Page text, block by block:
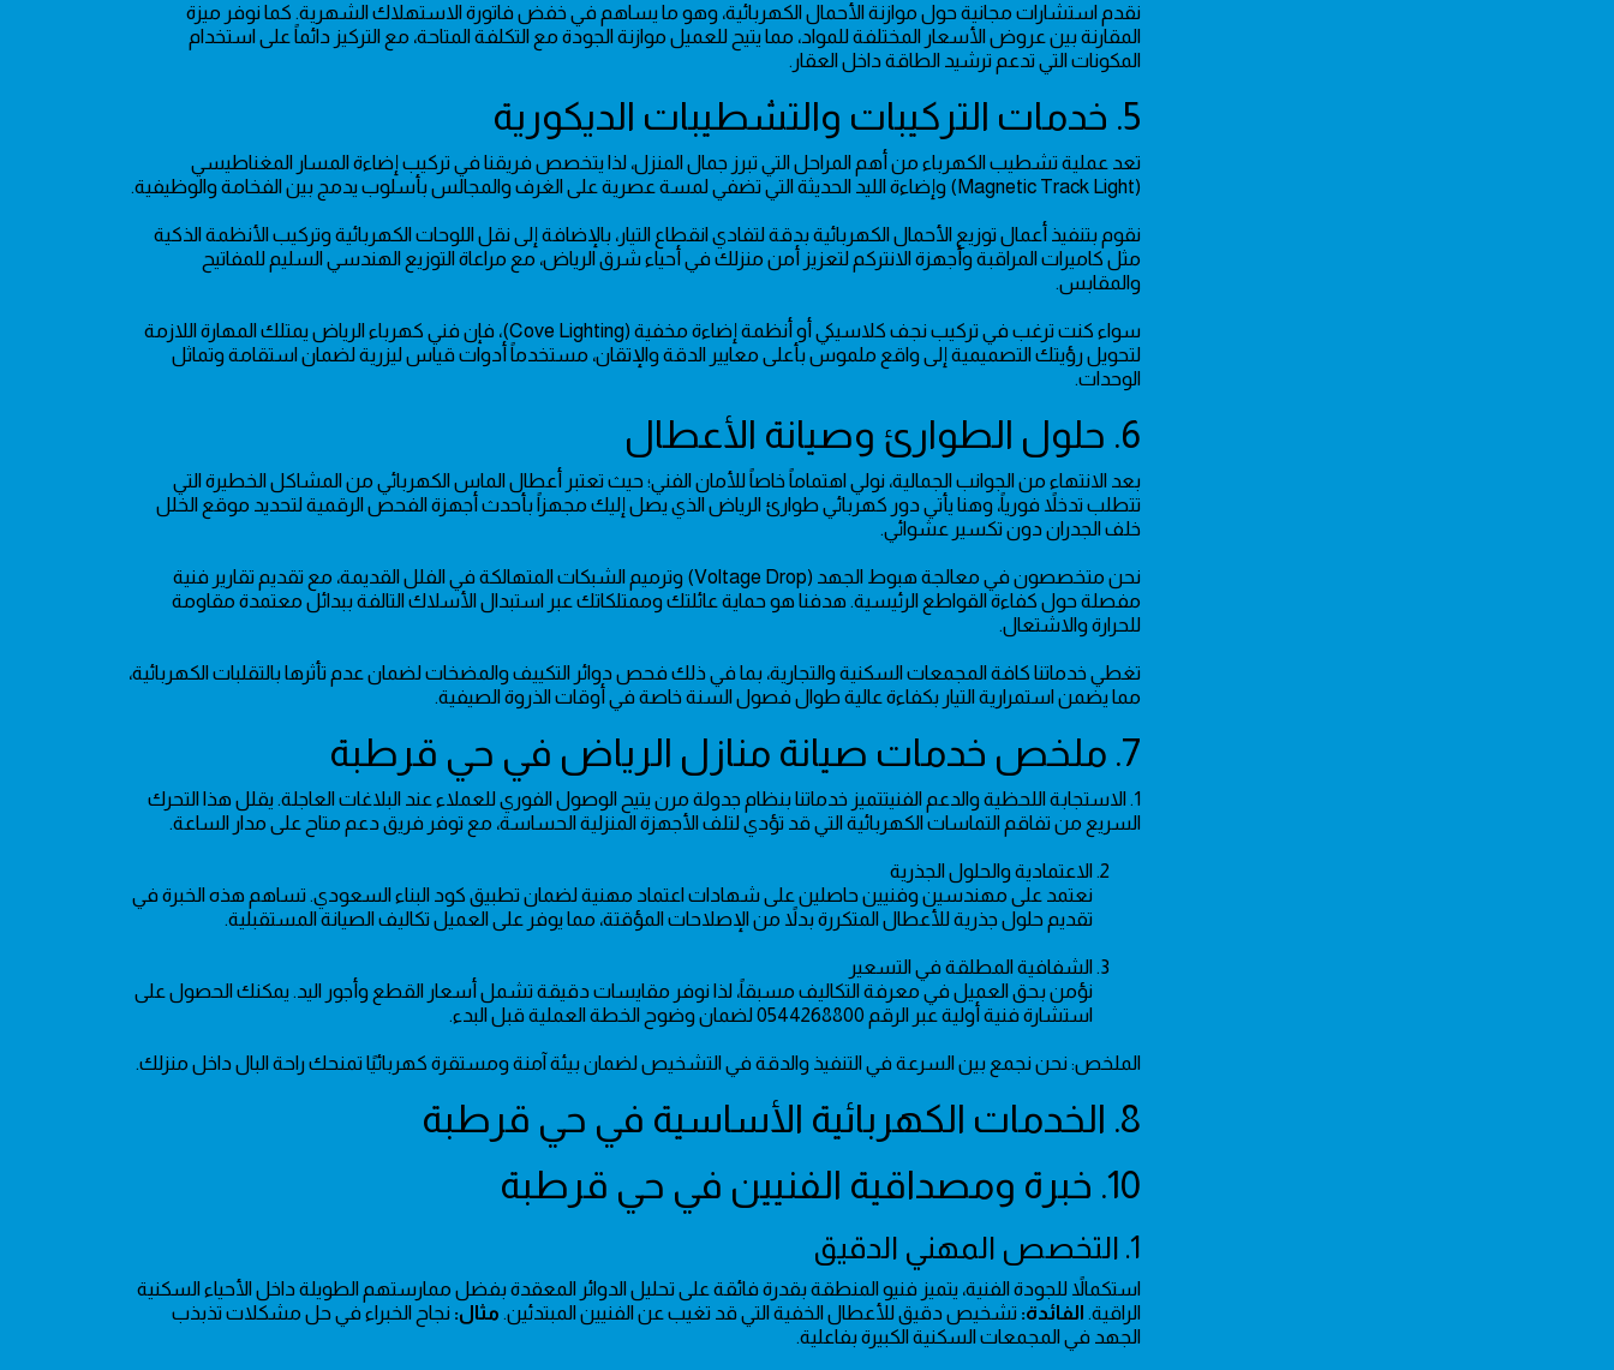
نقدم استشارات مجانية حول موازنة الأحمال الكهربائية، وهو ما يساهم في خفض فاتورة الاستهلاك الشهرية. كما نوفر ميزة
المقارنة بين عروض الأسعار المختلفة للمواد، مما يتيح للعميل موازنة الجودة مع التكلفة المتاحة، مع التركيز دائماً على استخدام
المكونات التي تدعم ترشيد الطاقة داخل العقار.
5. خدمات التركيبات والتشطيبات الديكورية
تعد عملية تشطيب الكهرباء من أهم المراحل التي تبرز جمال المنزل، لذا يتخصص فريقنا في تركيب إضاءة المسار المغناطيسي
(Magnetic Track Light) وإضاءة الليد الحديثة التي تضفي لمسة عصرية على الغرف والمجالس بأسلوب يدمج بين الفخامة والوظيفية.
نقوم بتنفيذ أعمال توزيع الأحمال الكهربائية بدقة لتفادي انقطاع التيار، بالإضافة إلى نقل اللوحات الكهربائية وتركيب الأنظمة الذكية
مثل كاميرات المراقبة وأجهزة الانتركم لتعزيز أمن منزلك في أحياء شرق الرياض، مع مراعاة التوزيع الهندسي السليم للمفاتيح
والمقابس.
سواء كنت ترغب في تركيب نجف كلاسيكي أو أنظمة إضاءة مخفية (Cove Lighting)، فإن فني كهرباء الرياض يمتلك المهارة اللازمة
لتحويل رؤيتك التصميمية إلى واقع ملموس بأعلى معايير الدقة والإتقان، مستخدماً أدوات قياس ليزرية لضمان استقامة وتماثل
الوحدات.
6. حلول الطوارئ وصيانة الأعطال
بعد الانتهاء من الجوانب الجمالية، نولي اهتماماً خاصاً للأمان الفني؛ حيث تعتبر أعطال الماس الكهربائي من المشاكل الخطيرة التي
تتطلب تدخلاً فورياً، وهنا يأتي دور كهربائي طوارئ الرياض الذي يصل إليك مجهزاً بأحدث أجهزة الفحص الرقمية لتحديد موقع الخلل
خلف الجدران دون تكسير عشوائي.
نحن متخصصون في معالجة هبوط الجهد (Voltage Drop) وترميم الشبكات المتهالكة في الفلل القديمة، مع تقديم تقارير فنية
مفصلة حول كفاءة القواطع الرئيسية. هدفنا هو حماية عائلتك وممتلكاتك عبر استبدال الأسلاك التالفة ببدائل معتمدة مقاومة
للحرارة والاشتعال.
تغطي خدماتنا كافة المجمعات السكنية والتجارية، بما في ذلك فحص دوائر التكييف والمضخات لضمان عدم تأثرها بالتقلبات الكهربائية،
مما يضمن استمرارية التيار بكفاءة عالية طوال فصول السنة خاصة في أوقات الذروة الصيفية.
7. ملخص خدمات صيانة منازل الرياض في حي قرطبة
1. الاستجابة اللحظية والدعم الفنيتتميز خدماتنا بنظام جدولة مرن يتيح الوصول الفوري للعملاء عند البلاغات العاجلة. يقلل هذا التحرك
السريع من تفاقم التماسات الكهربائية التي قد تؤدي لتلف الأجهزة المنزلية الحساسة، مع توفر فريق دعم متاح على مدار الساعة.
الاعتمادية والحلول الجذرية
نعتمد على مهندسين وفنيين حاصلين على شهادات اعتماد مهنية لضمان تطبيق كود البناء السعودي. تساهم هذه الخبرة في
تقديم حلول جذرية للأعطال المتكررة بدلاً من الإصلاحات المؤقتة، مما يوفر على العميل تكاليف الصيانة المستقبلية.
الشفافية المطلقة في التسعير
نؤمن بحق العميل في معرفة التكاليف مسبقاً، لذا نوفر مقايسات دقيقة تشمل أسعار القطع وأجور اليد. يمكنك الحصول على
استشارة فنية أولية عبر الرقم 0544268800 لضمان وضوح الخطة العملية قبل البدء.
الملخص: نحن نجمع بين السرعة في التنفيذ والدقة في التشخيص لضمان بيئة آمنة ومستقرة كهربائيًا تمنحك راحة البال داخل منزلك.
8. الخدمات الكهربائية الأساسية في حي قرطبة
10. خبرة ومصداقية الفنيين في حي قرطبة
1. التخصص المهني الدقيق
استكمالاً للجودة الفنية، يتميز فنيو المنطقة بقدرة فائقة على تحليل الدوائر المعقدة بفضل ممارستهم الطويلة داخل الأحياء السكنية
الراقية. الفائدة: تشخيص دقيق للأعطال الخفية التي قد تغيب عن الفنيين المبتدئين. مثال: نجاح الخبراء في حل مشكلات تذبذب
الجهد في المجمعات السكنية الكبيرة بفاعلية.